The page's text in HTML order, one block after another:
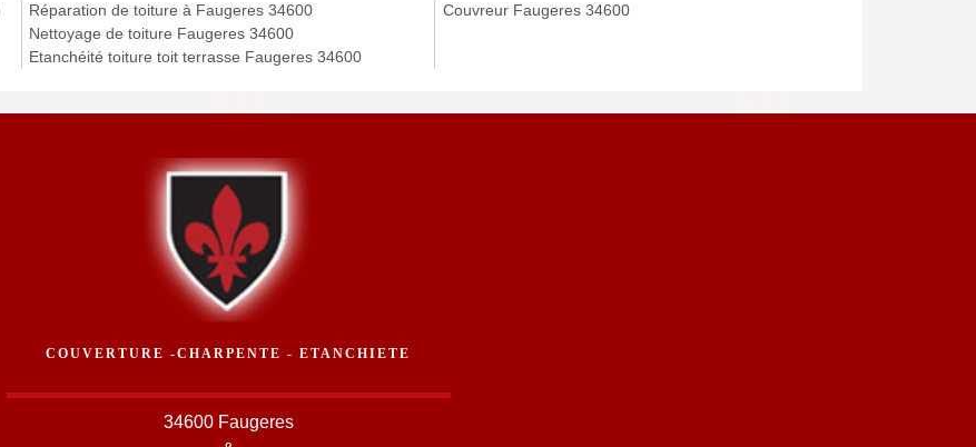
Réparation de toiture à Faugeres 34600
Nettoyage de toiture Faugeres 34600
Etanchéité toiture toit terrasse Faugeres 34600
Couvreur Faugeres 34600
COUVERTURE -CHARPENTE - ETANCHIETE
34600 Faugeres